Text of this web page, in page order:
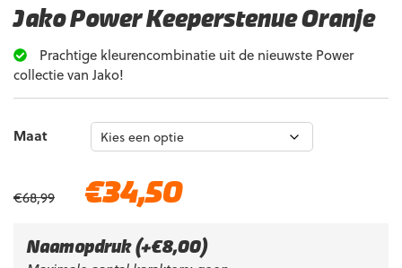
Jako Power Keeperstenue Oranje
Prachtige kleurencombinatie uit de nieuwste Power
collectie van Jako!
Maat
€68,99
Oorspronkelijke
€68,99.
€34,50Huidige
€34,50.
Naamopdruk (+€8,00)